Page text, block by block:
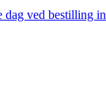
ved bestilling